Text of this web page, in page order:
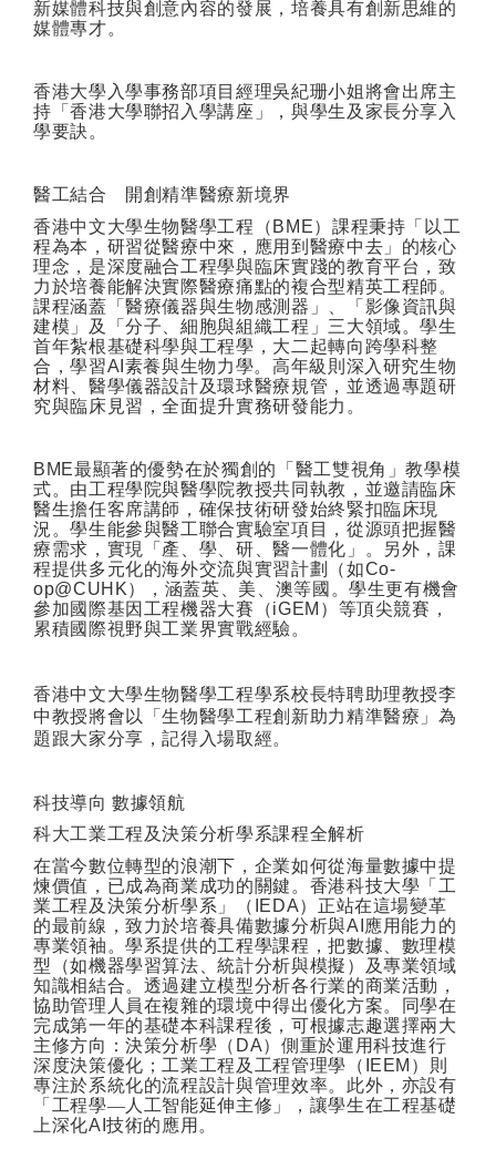
新媒體科技與創意內容的發展，培養具有創新思維的
媒體專才。
香港大學入學事務部項目經理吳紀珊小姐將會出席主
持「香港大學聯招入學講座」，與學生及家長分享入
學要訣。
醫工結合 開創精準醫療新境界
香港中文大學生物醫學工程（ BME）課程秉持「以工
程為本，研習從醫療中來，應用到醫療中去」的核心
理念，是深度融合工程學與臨床實踐的教育平台，致
力於培養能解決實際醫療痛點的複合型精英工程師。
課程涵蓋「醫療儀器與生物感測器」、「影像資訊與
建模」及「分子、細胞與組織工程」三大領域。學生
首年紮根基礎科學與工程學，大二起轉向跨學科整
合，學習AI 素養與生物力學。高年級則深入研究生物
材料、醫學儀器設計及環球醫療規管，並透過專題研
究與臨床見習，全面提升實務研發能力。
BME最顯著的優勢在於獨創的「醫工雙視角」教學模
式。由工程學院與醫學院教授共同執教，並邀請臨床
醫生擔任客席講師，確保技術研發始終緊扣臨床現
況。學生能參與醫工聯合實驗室項目，從源頭把握醫
療需求，實現「產、學、研、醫一體化」。另外，課
程提供多元化的海外交流與實習計劃（如Co-
op@CUHK），涵蓋英、美、澳等國。學生更有機會
參加國際基因工程機器大賽（iGEM ）等頂尖競賽，
累積國際視野與工業界實戰經驗。
香港中文大學生物醫學工程學系校長特聘助理教授李
中教授將會以「生物醫學工程創新助力精準醫療」為
題跟大家分享，記得入場取經。
科技導向 數據領航
科大工業工程及決策分析學系課程全解析
在當今數位轉型的浪潮下，企業如何從海量數據中提
煉價值，已成為商業成功的關鍵。香港科技大學「工
業工程及決策分析學系」（ IEDA）正站在這場變革
的最前線，致力於培養具備數據分析與AI 應用能力的
專業領袖。學系提供的工程學課程，把數據、數理模
型（如機器學習算法、統計分析與模擬）及專業領域
知識相結合。透過建立模型分析各行業的商業活動，
協助管理人員在複雜的環境中得出優化方案。同學在
完成第一年的基礎本科課程後，可根據志趣選擇兩大
主修方向：決策分析學（ DA）側重於運用科技進行
深度決策優化；工業工程及工程管理學（ IEEM ）則
專注於系統化的流程設計與管理效率。此外，亦設有
「工程學—人工智能延伸主修」，讓學生在工程基礎
上深化AI技術的應用。